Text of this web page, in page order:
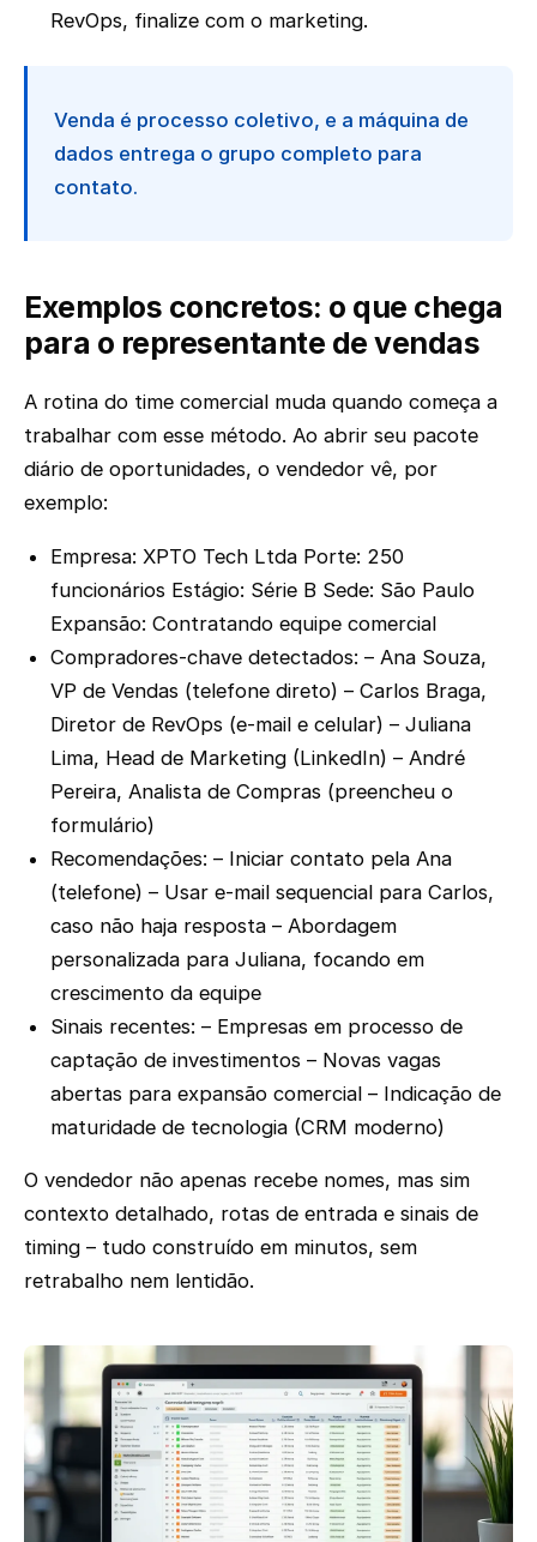
RevOps, finalize com o marketing.
Venda é processo coletivo, e a máquina de
dados entrega o grupo completo para
contato.
Exemplos concretos: o que chega
para o representante de vendas
A rotina do time comercial muda quando começa a
trabalhar com esse método. Ao abrir seu pacote
diário de oportunidades, o vendedor vê, por
exemplo:
Empresa: XPTO Tech Ltda Porte: 250
funcionários Estágio: Série B Sede: São Paulo
Expansão: Contratando equipe comercial
Compradores-chave detectados: – Ana Souza,
VP de Vendas (telefone direto) – Carlos Braga,
Diretor de RevOps (e-mail e celular) – Juliana
Lima, Head de Marketing (LinkedIn) – André
Pereira, Analista de Compras (preencheu o
formulário)
Recomendações: – Iniciar contato pela Ana
(telefone) – Usar e-mail sequencial para Carlos,
caso não haja resposta – Abordagem
personalizada para Juliana, focando em
crescimento da equipe
Sinais recentes: – Empresas em processo de
captação de investimentos – Novas vagas
abertas para expansão comercial – Indicação de
maturidade de tecnologia (CRM moderno)
O vendedor não apenas recebe nomes, mas sim
contexto detalhado, rotas de entrada e sinais de
timing – tudo construído em minutos, sem
retrabalho nem lentidão.